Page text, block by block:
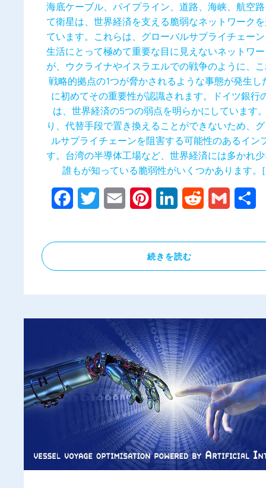
海底ケーブル、パイプライン、道路、海峡、航空
て衛星は、世界経済を支える脆弱なネットワーク
ています。これらは、グローバルサプライチェー
生活にとって極めて重要な目に見えないネットワ
が、ウクライナやイスラエルでの戦争のように、
戦略的拠点の1つが脅かされるような事態が発生し
に初めてその重要性が認識されます。ドイツ銀行
は、世界経済の5つの弱点を明らかにしています
り、代替手段で置き換えることができないため、
ルサプライチェーンを阻害する可能性のあるイン
す。台湾の半導体工場など、世界経済には多かれ
誰もが知っている脆弱性がいくつかあります
FacebookTwitter Email PinterestLinkedIn Reddit Gmail
続きを読む